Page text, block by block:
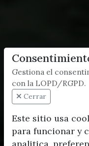
Gestiona el
con la LOPD/RGPD.
Cerrar
Este sitio usa
para funcionar y